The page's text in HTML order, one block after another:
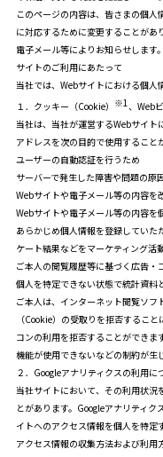
このページの内容は、皆さまの個
に対応するために変更することがあ
電子メール等によりお知らせします。
サイトのご利用にあたって
当社では、Webサイトにおける個人
１． クッキー（Cookie） ※1 、Web
当社は、当社が運営するWebサイト
アドレスを次の目的で使用すること
ユーザーの自動認証を行うため
サーバーで発生した障害や問題の原
Webサイトや電子メール等の内容を
Webサイトや電子メール等の内容を
あらかじめ個人情報を登録してい
ケート結果などをマーケティング活
ご本人の閲覧履歴等に基づく広告・
個人を特定できない状態で統計資料
ご本人は、インターネット閲覧ソ
（Cookie）の受取りを拒否するこ
コンの利用を拒否することができま
機能が使用できないなどの制約が生
２．Googleアナリティクスの利用に
当社サイトにおいて、その利用状況
とがあります。Googleアナリティ
イトへのアクセス情報を個人を特定
アクセス情報の収集方法および利用